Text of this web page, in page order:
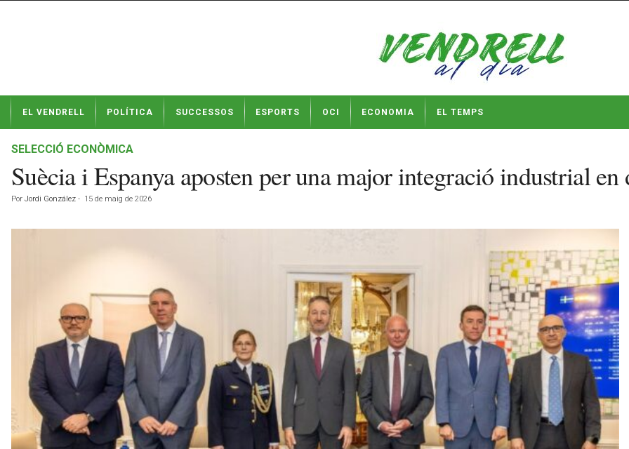
t
EL VENDRELL POLÍTICA SUCCESSOS ESPORTS OCI ECONOMIA EL TEMPS
SELECCIÓ ECONÒMICA
Suècia i Espanya aposten per una major integració industrial en
Por Jordi González - 15 de maig de 2026